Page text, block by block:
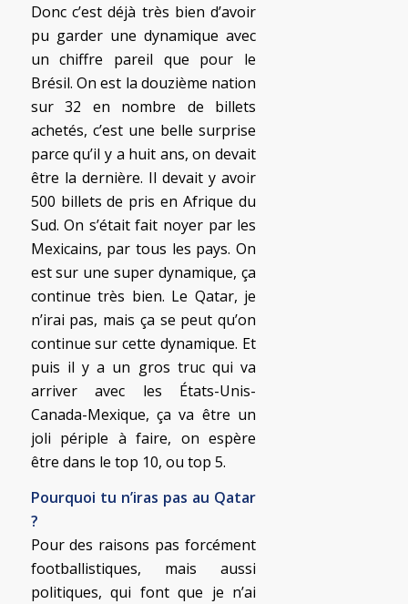
Donc c’est déjà très bien d’avoir
pu garder une dynamique avec
un chiffre pareil que pour le
Brésil. On est la douzième nation
sur 32 en nombre de billets
achetés, c’est une belle surprise
parce qu’il y a huit ans, on devait
être la dernière. Il devait y avoir
500 billets de pris en Afrique du
Sud. On s’était fait noyer par les
Mexicains, par tous les pays. On
est sur une super dynamique, ça
continue très bien. Le Qatar, je
n’irai pas, mais ça se peut qu’on
continue sur cette dynamique. Et
puis il y a un gros truc qui va
arriver avec les États-Unis-
Canada-Mexique, ça va être un
joli périple à faire, on espère
être dans le top 10, ou top 5.
Pourquoi tu n’iras pas au Qatar
?
Pour des raisons pas forcément
footballistiques, mais aussi
politiques, qui font que je n’ai